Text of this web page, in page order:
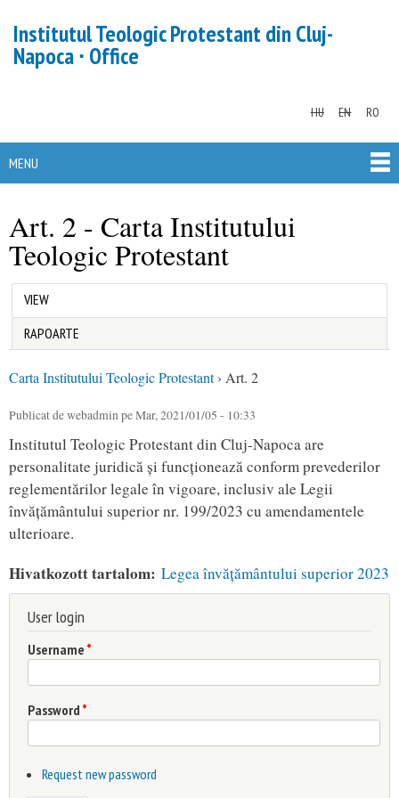
main
content
Institutul Teologic Protestant din Cluj-
Napoca ∙ Office
HU EN RO
MENU
You are here
Art. 2 - Carta Institutului
Teologic Protestant
Primary tabs
VIEW
(ACTIVE TAB)
RAPOARTE
Carta Institutului Teologic Protestant › Art. 2
You are here
Publicat dewebadminpe Mar, 2021/01/05 - 10:33
Institutul Teologic Protestant din Cluj-Napoca are
personalitate juridică și funcționează conform prevederilor
reglementărilor legale în vigoare, inclusiv ale Legii
învățământului superior nr. 199/2023 cu amendamentele
ulterioare.
Hivatkozott tartalom: Legea învățământului superior 2023
User login
Username *
Password *
Request new password